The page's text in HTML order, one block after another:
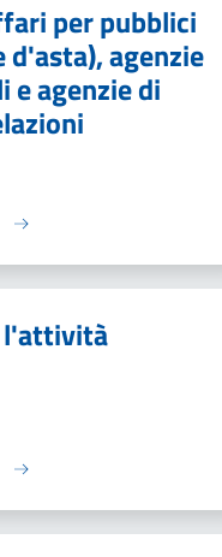
per pubblici
d'asta), agenzie
agenzie di
l'attività